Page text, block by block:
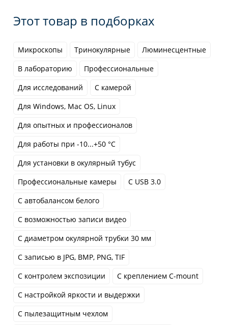
Этот товар в подборках
Микроскопы Тринокулярные
Люминесцентные
В лабораторию
Профессиональные
Для исследований
С камерой
Для Windows, Mac OS, Linux
Для опытных и профессионалов
Для работы при -10...+50 °C
Для установки в окулярный тубус
Профессиональные камеры
С USB 3.0
С автобалансом белого
С возможностью записи видео
С диаметром окулярной трубки 30 мм
С записью в JPG, BMP, PNG, TIF
С контролем экспозиции
С креплением C-mount
С настройкой яркости и выдержки
С пылезащитным чехлом